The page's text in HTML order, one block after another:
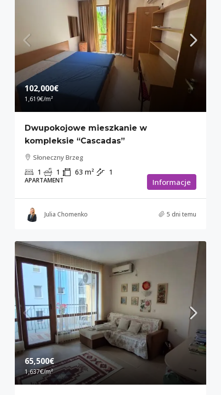
102,000€
1,619€/m²
Dwupokojowe mieszkanie w
kompleksie “Cascadas”
Słoneczny Brzeg
1 1 63 m² 1
APARTAMENT Informacje
Julia Chomenko 5 dni temu
65,500€
1,637€/m²